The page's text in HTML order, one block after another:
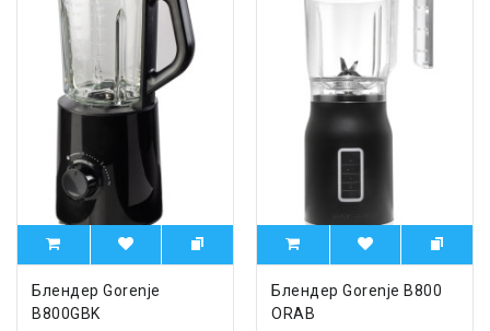
Блендер Gorenje
B800GBK
Блендер Gorenje B800
ORAB